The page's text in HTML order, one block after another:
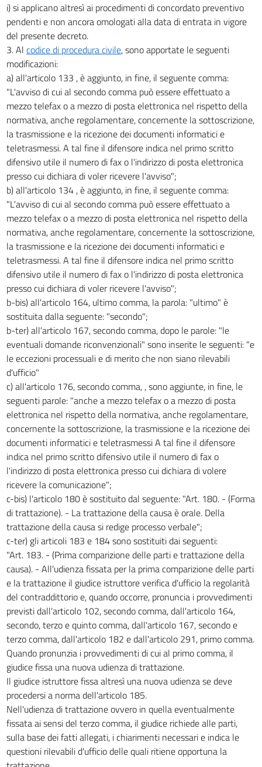
i) si applicano altresì ai procedimenti di concordato preventivo
pendenti e non ancora omologati alla data di entrata in vigore
del presente decreto.
3. Al codice di procedura civile, sono apportate le seguenti
modificazioni:
a) all'articolo 133 , è aggiunto, in fine, il seguente comma:
"L'avviso di cui al secondo comma può essere effettuato a
mezzo telefax o a mezzo di posta elettronica nel rispetto della
normativa, anche regolamentare, concernente la sottoscrizione,
la trasmissione e la ricezione dei documenti informatici e
teletrasmessi. A tal fine il difensore indica nel primo scritto
difensivo utile il numero di fax o l'indirizzo di posta elettronica
presso cui dichiara di voler ricevere l'avviso";
b) all'articolo 134 , è aggiunto, in fine, il seguente comma:
"L'avviso di cui al secondo comma può essere effettuato a
mezzo telefax o a mezzo di posta elettronica nel rispetto della
normativa, anche regolamentare, concernente la sottoscrizione,
la trasmissione e la ricezione dei documenti informatici e
teletrasmessi. A tal fine il difensore indica nel primo scritto
difensivo utile il numero di fax o l'indirizzo di posta elettronica
presso cui dichiara di voler ricevere l'avviso";
b-bis) all'articolo 164, ultimo comma, la parola: "ultimo" è
sostituita dalla seguente: "secondo";
b-ter) all'articolo 167, secondo comma, dopo le parole: "le
eventuali domande riconvenzionali" sono inserite le seguenti: "e
le eccezioni processuali e di merito che non siano rilevabili
d'ufficio"
c) all'articolo 176, secondo comma, , sono aggiunte, in fine, le
seguenti parole: "anche a mezzo telefax o a mezzo di posta
elettronica nel rispetto della normativa, anche regolamentare,
concernente la sottoscrizione, la trasmissione e la ricezione dei
documenti informatici e teletrasmessi A tal fine il difensore
indica nel primo scritto difensivo utile il numero di fax o
l'indirizzo di posta elettronica presso cui dichiara di volere
ricevere la comunicazione";
c-bis) l'articolo 180 è sostituito dal seguente: "Art. 180. - (Forma
di trattazione). - La trattazione della causa è orale. Della
trattazione della causa si redige processo verbale";
c-ter) gli articoli 183 e 184 sono sostituiti dai seguenti:
"Art. 183. - (Prima comparizione delle parti e trattazione della
causa). - All'udienza fissata per la prima comparizione delle parti
e la trattazione il giudice istruttore verifica d'ufficio la regolarità
del contraddittorio e, quando occorre, pronuncia i provvedimenti
previsti dall'articolo 102, secondo comma, dall'articolo 164,
secondo, terzo e quinto comma, dall'articolo 167, secondo e
terzo comma, dall'articolo 182 e dall'articolo 291, primo comma.
Quando pronunzia i provvedimenti di cui al primo comma, il
giudice fissa una nuova udienza di trattazione.
Il giudice istruttore fissa altresì una nuova udienza se deve
procedersi a norma dell'articolo 185.
Nell'udienza di trattazione ovvero in quella eventualmente
fissata ai sensi del terzo comma, il giudice richiede alle parti,
sulla base dei fatti allegati, i chiarimenti necessari e indica le
questioni rilevabili d'ufficio delle quali ritiene opportuna la